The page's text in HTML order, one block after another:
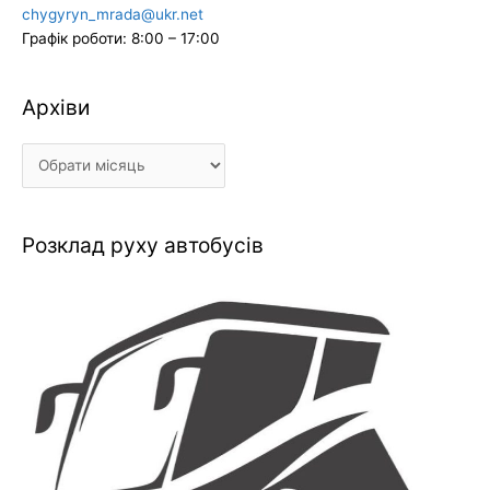
chygyryn_mrada@ukr.net
Графік роботи: 8:00 – 17:00
Архіви
Архіви
Розклад руху автобусів